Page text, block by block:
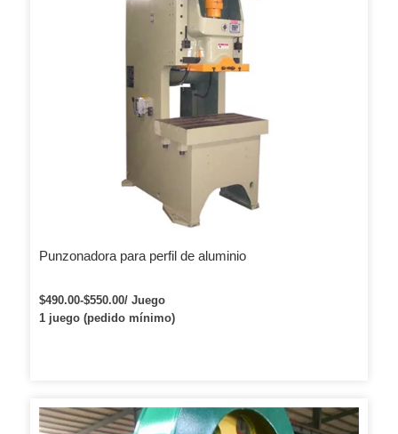
Punzonadora para perfil de aluminio
$490.00-$550.00/ Juego
1 juego (pedido mínimo)